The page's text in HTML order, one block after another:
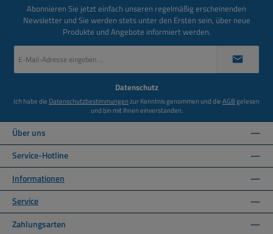
Abonnieren Sie jetzt einfach unseren regelmäßig erscheinenden
Newsletter und Sie werden stets unter den Ersten sein, über neue
Produkte und Angebote informiert werden.
Mail-
Datenschutz
Ich habe die Datenschutzbestimmungenzur Kenntnis genommen und dieAGBgelesen
und bin mit ihnen einverstanden.
Über uns
Service-Hotline
Informationen
Service
Zahlungsarten